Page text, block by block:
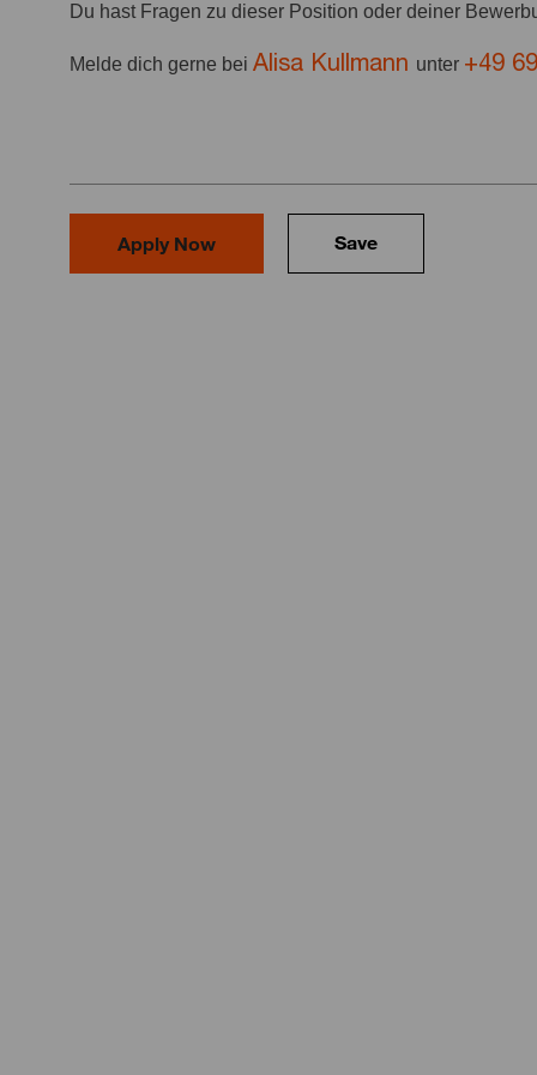
Du hast Fragen zu dieser Position oder deiner
Melde dich gerne bei Alisa Kullmann unter +49
Apply Now Save